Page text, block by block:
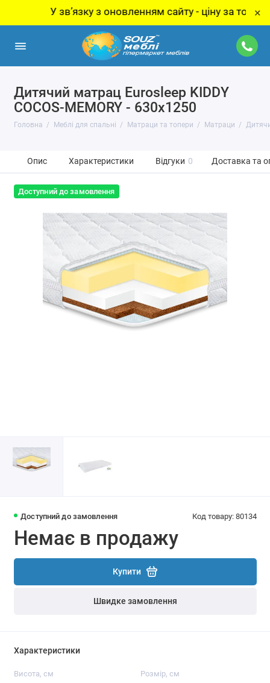
У звʼязку з оновленням сайту - ціну за товар ×
Дитячий матрац Eurosleep KIDDY
COCOS-MEMORY - 630х1250
Головна Меблі для спальні Матраци та топери Матраци
Опис Характеристики Відгуки 0 Доставка та
Доступний до замовлення
Доступний до замовлення Код товару: 80134
Немає в продажу
Купити
Швидке замовлення
Характеристики
Висота, см Розмір, см